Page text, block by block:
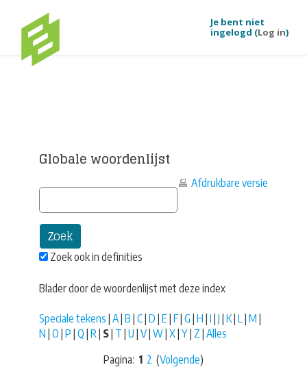
Je bent niet
ingelogd (Log in)
Globale woordenlijst
Afdrukbare versie
Zoek ook in definities
Blader door de woordenlijst met deze index
Speciale tekens A| B C D E F| G H I J K| L M
N O P Q R S T U V W X Y Z Alles
Pagina: 1 2 (Volgende)